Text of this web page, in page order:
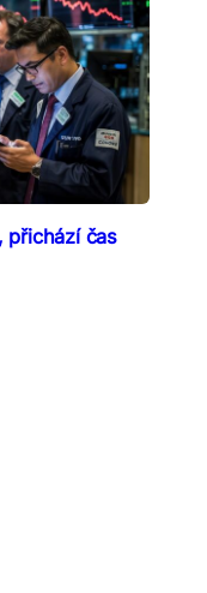
přichází čas